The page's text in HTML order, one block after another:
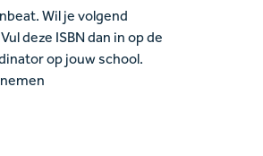
Wil je volgend
deze ISBN dan in op de
op jouw school.